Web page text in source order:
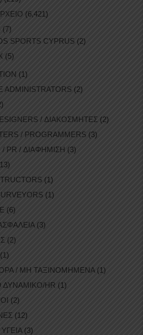
(6,421)
(7)
SPORTS CYPRUS (2)
(5)
(1)
ADMINISTRATORS (2)
/ ΔΙΑΚΟΣΜΗΤΕΣ (2)
/ PROGRAMMERS (3)
/ PR / ΔΙΑΦΗΜΙΣΗ (3)
(1)
(1)
(6)
(3)
(2)
(1)
/ ΜΗ ΤΑΞΙΝΟΜΗΜΕΝΑ (1)
HR (1)
(2)
(12)
(3)